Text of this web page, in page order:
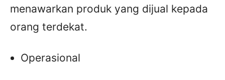
menawarkan produk yang dijual kepada
orang terdekat.
Operasional